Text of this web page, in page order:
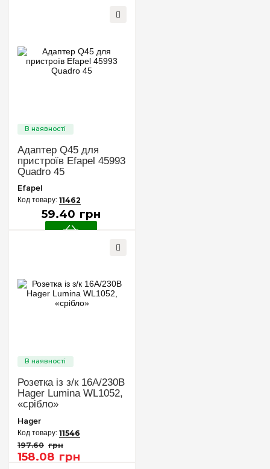
Адаптер Q45 для
пристроїв Efapel 45993
Quadro 45
Efapel
11462
59.40 грн
Розетка із з/к 16А/230В
Hager Lumina WL1052,
«срібло»
Hager
11546
197.60 грн
158.08 грн